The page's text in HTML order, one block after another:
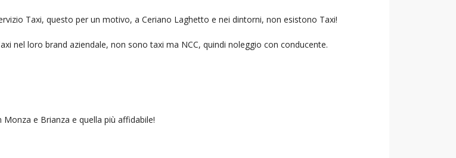
Taxi, questo per un motivo, a Ceriano Laghetto e nei dintorni, non esistono Taxi!
nel loro brand aziendale, non sono taxi ma NCC, quindi noleggio con conducente.
e Brianza e quella più affidabile!